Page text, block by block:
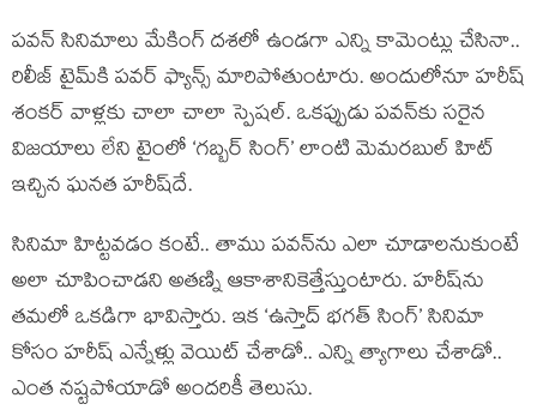
పవన్ సినిమాలు మేకింగ్ దశలో ఉండగా ఎన్ని కామెంట్లు చేసినా..
రిలీజ్ టైమ్‌కి పవర్ ఫ్యాన్స్ మారిపోతుంటారు. అందులోనూ హరీష్
శంకర్ వాళ్లకు చాలా చాలా స్పెషల్. ఒకప్పుడు పవన్‌కు సరైన
విజయాలు లేని టైంలో ‘గబ్బర్ సింగ్’ లాంటి మెమరబుల్ హిట్
ఇచ్చిన ఘనత హరీష్‌దే.
సినిమా హిట్టవడం కంటే.. తాము పవన్‌ను ఎలా చూడాలనుకుంటే
అలా చూపించాడని అతణ్ని ఆకాశానికెత్తేస్తుంటారు. హరీష్‌ను
తమలో ఒకడిగా భావిస్తారు. ఇక ‘ఉస్తాద్ భగత్ సింగ్’ సినిమా
కోసం హరీష్ ఎన్నేళ్లు వెయిట్ చేశాడో.. ఎన్ని త్యాగాలు చేశాడో..
ఎంత నష్టపోయాడో అందరికీ తెలుసు.